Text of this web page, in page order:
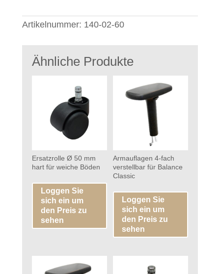
Artikelnummer: 140-02-60
Ähnliche Produkte
Ersatzrolle Ø 50 mm
hart für weiche Böden
Loggen Sie
sich ein um
den Preis zu
sehen
Armauflagen 4-fach
verstellbar für Balance
Classic
Loggen Sie
sich ein um
den Preis zu
sehen